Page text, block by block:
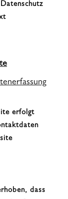
erfolgt
dass